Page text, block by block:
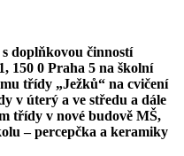
doplňkovou činností
150 0 Praha 5 na školní
třídy „Ježků“ na cvičení
v úterý a ve středu a dále
třídy v nové budově MŠ,
– percepčka a keramiky